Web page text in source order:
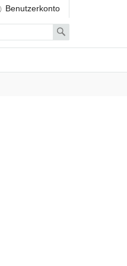
Benutzerkonto
Search